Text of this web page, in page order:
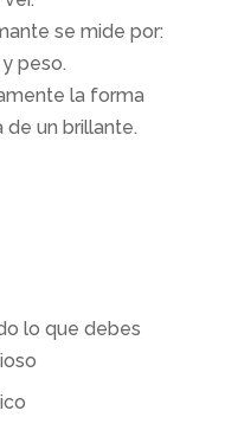
se mide por:
peso.
la forma
de un brillante.
lo que debes